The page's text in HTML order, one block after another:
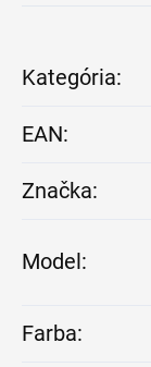
Kategória:
EAN:
Značka:
Model:
Farba: